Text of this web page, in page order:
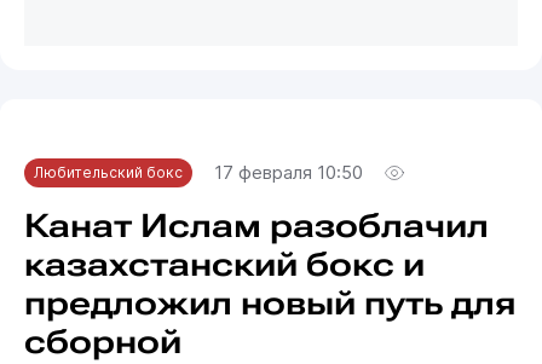
Любительский бокс 17 февраля 10:50
Канат Ислам разоблачил
казахстанский бокс и
предложил новый путь для
сборной